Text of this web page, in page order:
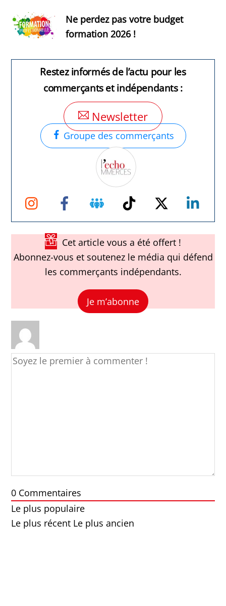
Ne perdez pas votre budget
formation 2026 !
Restez informés de l’actu pour les
commerçants et indépendants :
Newsletter
Groupe des commerçants
Instagram Facebook Groupe
Facebook
TikTok Twitter
Cet article vous a été offert !
Abonnez-vous et soutenez le média qui défend
les commerçants indépendants.
Je m’abonne
0 Commentaires
Le plus populaire
Le plus récent Le plus ancien